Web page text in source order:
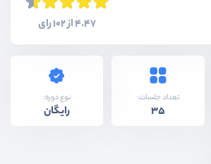
4.47 از 102 رای
تعداد جلسات:
35
نوع دوره:
رایگان